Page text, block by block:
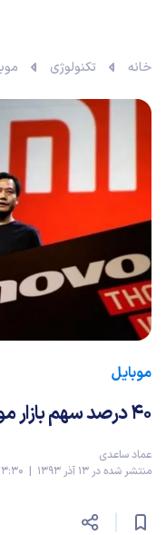
خانه تکنولوژی
موبایل
40 درصد سهم بازار موبایل دنیا در دست چینی ها
عماد ساعدی
منتشر شده در 13 آذر 1393 | 23:30